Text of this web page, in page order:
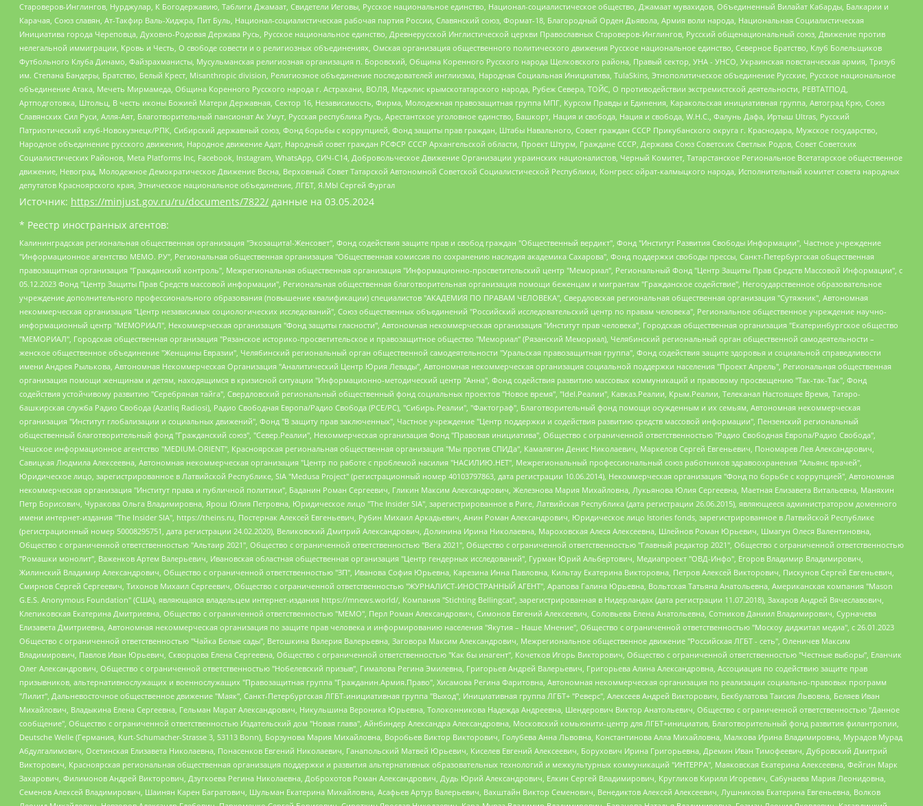
Староверов-Инглингов, Нурджулар, К Богодержавию, Таблиги Джамаат, Свидетели Иеговы, Русское национальное единство, Национал-социалистическое общество, Джамаат мувахидов, Объединенный Вилайат Кабарды, Балкарии и
Карачая, Союз славян, Ат-Такфир Валь-Хиджра, Пит Буль, Национал-социалистическая рабочая партия России, Славянский союз, Формат-18, Благородный Орден Дьявола, Армия воли народа, Национальная Социалистическая
Инициатива города Череповца, Духовно-Родовая Держава Русь, Русское национальное единство, Древнерусской Инглистической церкви Православных Староверов-Инглингов, Русский общенациональный союз, Движение против
нелегальной иммиграции, Кровь и Честь, О свободе совести и о религиозных объединениях, Омская организация общественного политического движения Русское национальное единство, Северное Братство, Клуб Болельщиков
Футбольного Клуба Динамо, Файзрахманисты, Мусульманская религиозная организация п. Боровский, Община Коренного Русского народа Щелковского района, Правый сектор, УНА - УНСО, Украинская повстанческая армия, Тризуб
им. Степана Бандеры, Братство, Белый Крест, Misanthropic division, Религиозное объединение последователей инглиизма, Народная Социальная Инициатива, TulaSkins, Этнополитическое объединение Русские, Русское национальное
объединение Атака, Мечеть Мирмамеда, Община Коренного Русского народа г. Астрахани, ВОЛЯ, Меджлис крымскотатарского народа, Рубеж Севера, ТОЙС, О противодействии экстремистской деятельности, РЕВТАТПОД,
Артподготовка, Штольц, В честь иконы Божией Матери Державная, Сектор 16, Независимость, Фирма, Молодежная правозащитная группа МПГ, Курсом Правды и Единения, Каракольская инициативная группа, Автоград Крю, Союз
Славянских Сил Руси, Алля-Аят, Благотворительный пансионат Ак Умут, Русская республика Русь, Арестантское уголовное единство, Башкорт, Нация и свобода, Нация и свобода, W.H.С., Фалунь Дафа, Иртыш Ultras, Русский
Патриотический клуб-Новокузнецк/РПК, Сибирский державный союз, Фонд борьбы с коррупцией, Фонд защиты прав граждан, Штабы Навального, Совет граждан СССР Прикубанского округа г. Краснодара, Мужское государство,
Народное объединение русского движения, Народное движение Адат, Народный совет граждан РСФСР СССР Архангельской области, Проект Штурм, Граждане СССР, Держава Союз Советских Светлых Родов, Совет Советских
Социалистических Районов, Meta Platforms Inc, Facebook, Instagram, WhatsApp, СИЧ-С14, Добровольческое Движение Организации украинских националистов, Черный Комитет, Татарстанское Региональное Всетатарское общественное
движение, Невоград, Молодежное Демократическое Движение Весна, Верховный Совет Татарской Автономной Советской Социалистической Республики, Конгресс ойрат-калмыцкого народа, Исполнительный комитет совета народных
депутатов Красноярского края, Этническое национальное объединение, ЛГБТ, Я.МЫ Сергей Фургал
Источник: https://minjust.gov.ru/ru/documents/7822/ данные на 03.05.2024
* Реестр иностранных агентов:
Калининградская региональная общественная организация "Экозащита!-Женсовет", Фонд содействия защите прав и свобод граждан "Общественный вердикт", Фонд "Институт Развития Свободы Информации", Частное учреждение "Информационное агентство МЕМО. РУ", Региональная общественная организация "Общественная комиссия по сохранению наследия академика Сахарова", Фонд поддержки свободы прессы, Санкт-Петербургская общественная правозащитная организация "Гражданский контроль", Межрегиональная общественная организация "Информационно-просветительский центр "Мемориал", Региональный Фонд "Центр Защиты Прав Средств Массовой Информации", с 05.12.2023 Фонд "Центр Защиты Прав Средств массовой информации", Региональная общественная благотворительная организация помощи беженцам и мигрантам "Гражданское содействие", Негосударственное образовательное учреждение дополнительного профессионального образования (повышение квалификации) специалистов "АКАДЕМИЯ ПО ПРАВАМ ЧЕЛОВЕКА", Свердловская региональная общественная организация "Сутяжник", Автономная некоммерческая организация "Центр независимых социологических исследований", Союз общественных объединений "Российский исследовательский центр по правам человека", Региональное общественное учреждение научно-информационный центр "МЕМОРИАЛ", Некоммерческая организация "Фонд защиты гласности", Автономная некоммерческая организация "Институт прав человека", Городская общественная организация "Екатеринбургское общество "МЕМОРИАЛ", Городская общественная организация "Рязанское историко-просветительское и правозащитное общество "Мемориал" (Рязанский Мемориал), Челябинский региональный орган общественной самодеятельности – женское общественное объединение "Женщины Евразии", Челябинский региональный орган общественной самодеятельности "Уральская правозащитная группа", Фонд содействия защите здоровья и социальной справедливости имени Андрея Рылькова, Автономная Некоммерческая Организация "Аналитический Центр Юрия Левады", Автономная некоммерческая организация социальной поддержки населения "Проект Апрель", Региональная общественная организация помощи женщинам и детям, находящимся в кризисной ситуации "Информационно-методический центр "Анна", Фонд содействия развитию массовых коммуникаций и правовому просвещению "Так-так-Так", Фонд содействия устойчивому развитию "Серебряная тайга", Свердловский региональный общественный фонд социальных проектов "Новое время", "Idel.Реалии", Кавказ.Реалии, Крым.Реалии, Телеканал Настоящее Время, Татаро-башкирская служба Радио Свобода (Azatliq Radiosi), Радио Свободная Европа/Радио Свобода (PCE/PC), "Сибирь.Реалии", "Фактограф", Благотворительный фонд помощи осужденным и их семьям, Автономная некоммерческая организация "Институт глобализации и социальных движений", Фонд "В защиту прав заключенных", Частное учреждение "Центр поддержки и содействия развитию средств массовой информации", Пензенский региональный общественный благотворительный фонд "Гражданский союз", "Север.Реалии", Некоммерческая организация Фонд "Правовая инициатива", Общество с ограниченной ответственностью "Радио Свободная Европа/Радио Свобода", Чешское информационное агентство "MEDIUM-ORIENT", Красноярская региональная общественная организация "Мы против СПИДа", Камалягин Денис Николаевич, Маркелов Сергей Евгеньевич, Пономарев Лев Александрович, Савицкая Людмила Алексеевна, Автономная некоммерческая организация "Центр по работе с проблемой насилия "НАСИЛИЮ.НЕТ", Межрегиональный профессиональный союз работников здравоохранения "Альянс врачей", Юридическое лицо, зарегистрированное в Латвийской Республике, SIA "Medusa Project" (регистрационный номер 40103797863, дата регистрации 10.06.2014), Некоммерческая организация "Фонд по борьбе с коррупцией", Автономная некоммерческая организация "Институт права и публичной политики", Баданин Роман Сергеевич, Гликин Максим Александрович, Железнова Мария Михайловна, Лукьянова Юлия Сергеевна, Маетная Елизавета Витальевна, Маняхин Петр Борисович, Чуракова Ольга Владимировна, Ярош Юлия Петровна, Юридическое лицо "The Insider SIA", зарегистрированное в Риге, Латвийская Республика (дата регистрации 26.06.2015), являющееся администратором доменного имени интернет-издания "The Insider SIA", https://theins.ru, Постернак Алексей Евгеньевич, Рубин Михаил Аркадьевич, Анин Роман Александрович, Юридическое лицо Istories fonds, зарегистрированное в Латвийской Республике (регистрационный номер 50008295751, дата регистрации 24.02.2020), Великовский Дмитрий Александрович, Долинина Ирина Николаевна, Мароховская Алеся Алексеевна, Шлейнов Роман Юрьевич, Шмагун Олеся Валентиновна, Общество с ограниченной ответственностью "Альтаир 2021", Общество с ограниченной ответственностью "Вега 2021", Общество с ограниченной ответственностью "Главный редактор 2021", Общество с ограниченной ответственностью "Ромашки монолит", Важенков Артем Валерьевич, Ивановская областная общественная организация "Центр гендерных исследований", Гурман Юрий Альбертович, Медиапроект "ОВД-Инфо", Егоров Владимир Владимирович, Жилинский Владимир Александрович, Общество с ограниченной ответственностью "ЗП", Иванова София Юрьевна, Карезина Инна Павловна, Кильтау Екатерина Викторовна, Петров Алексей Викторович, Пискунов Сергей Евгеньевич, Смирнов Сергей Сергеевич, Тихонов Михаил Сергеевич, Общество с ограниченной ответственностью "ЖУРНАЛИСТ-ИНОСТРАННЫЙ АГЕНТ", Арапова Галина Юрьевна, Вольтская Татьяна Анатольевна, Американская компания "Mason G.E.S. Anonymous Foundation" (США), являющаяся владельцем интернет-издания https://mnews.world/, Компания "Stichting Bellingcat", зарегистрированная в Нидерландах (дата регистрации 11.07.2018), Захаров Андрей Вячеславович, Клепиковская Екатерина Дмитриевна, Общество с ограниченной ответственностью "МЕМО", Перл Роман Александрович, Симонов Евгений Алексеевич, Соловьева Елена Анатольевна, Сотников Даниил Владимирович, Сурначева Елизавета Дмитриевна, Автономная некоммерческая организация по защите прав человека и информированию населения "Якутия – Наше Мнение", Общество с ограниченной ответственностью "Москоу диджитал медиа", с 26.01.2023 Общество с ограниченной ответственностью "Чайка Белые сады", Ветошкина Валерия Валерьевна, Заговора Максим Александрович, Межрегиональное общественное движение "Российская ЛГБТ - сеть", Оленичев Максим Владимирович, Павлов Иван Юрьевич, Скворцова Елена Сергеевна, Общество с ограниченной ответственностью "Как бы инагент", Кочетков Игорь Викторович, Общество с ограниченной ответственностью "Честные выборы", Еланчик Олег Александрович, Общество с ограниченной ответственностью "Нобелевский призыв", Гималова Регина Эмилевна, Григорьев Андрей Валерьевич, Григорьева Алина Александровна, Ассоциация по содействию защите прав призывников, альтернативнослужащих и военнослужащих "Правозащитная группа "Гражданин.Армия.Право", Хисамова Регина Фаритовна, Автономная некоммерческая организация по реализации социально-правовых программ "Лилит", Дальневосточное общественное движение "Маяк", Санкт-Петербургская ЛГБТ-инициативная группа "Выход", Инициативная группа ЛГБТ+ "Реверс", Алексеев Андрей Викторович, Бекбулатова Таисия Львовна, Беляев Иван Михайлович, Владыкина Елена Сергеевна, Гельман Марат Александрович, Никульшина Вероника Юрьевна, Толоконникова Надежда Андреевна, Шендерович Виктор Анатольевич, Общество с ограниченной ответственностью "Данное сообщение", Общество с ограниченной ответственностью Издательский дом "Новая глава", Айнбиндер Александра Александровна, Московский комьюнити-центр для ЛГБТ+инициатив, Благотворительный фонд развития филантропии, Deutsche Welle (Германия, Kurt-Schumacher-Strasse 3, 53113 Bonn), Борзунова Мария Михайловна, Воробьев Виктор Викторович, Голубева Анна Львовна, Константинова Алла Михайловна, Малкова Ирина Владимировна, Мурадов Мурад Абдулгалимович, Осетинская Елизавета Николаевна, Понасенков Евгений Николаевич, Ганапольский Матвей Юрьевич, Киселев Евгений Алексеевич, Борухович Ирина Григорьевна, Дремин Иван Тимофеевич, Дубровский Дмитрий Викторович, Красноярская региональная общественная организация поддержки и развития альтернативных образовательных технологий и межкультурных коммуникаций "ИНТЕРРА", Маяковская Екатерина Алексеевна, Фейгин Марк Захарович, Филимонов Андрей Викторович, Дзугкоева Регина Николаевна, Доброхотов Роман Александрович, Дудь Юрий Александрович, Елкин Сергей Владимирович, Кругликов Кирилл Игоревич, Сабунаева Мария Леонидовна, Семенов Алексей Владимирович, Шаинян Карен Багратович, Шульман Екатерина Михайловна, Асафьев Артур Валерьевич, Вахштайн Виктор Семенович, Венедиктов Алексей Алексеевич, Лушникова Екатерина Евгеньевна, Волков Леонид Михайлович, Невзоров Александр Глебович, Пархоменко Сергей Борисович, Сироткин Ярослав Николаевич, Кара-Мурза Владимир Владимирович, Баранова Наталья Владимировна, Гозман Леонид Яковлевич, Кагарлицкий Борис Юльевич, Климарев Михаил Валерьевич, Милов Владимир Станиславович, Автономная некоммерческая организация Краснодарский центр современного искусства "Типография", Моргенштерн Алишер Тагирович, Соболь Любовь Эдуардовна, Общество с ограниченной ответственностью "ЛИЗА НОРМ", Каспаров Гарри Кимович, Ходорковский Михаил Борисович, Общество с ограниченной ответственностью "Апрельские тезисы", Данилович Ирина Брониславовна, Кашин Олег Владимирович, Петров Николай Владимирович, Пивоваров Алексей Владимирович, Соколов Михаил Владимирович, Цветкова Юлия Владимировна, Чичваркин Евгений Александрович, Комитет против пыток/Команда против пыток, Общество с ограниченной ответственностью "Первый научный", Общество с ограниченной ответственностью "Вертолет и ко", Белоцерковская Вероника Борисовна, Кац Максим Евгеньевич, Лазарева Татьяна Юрьевна, Шаведдинов Руслан Табризович, Яшин Илья Валерьевич, Общество с ограниченной ответственностью "Иноагент ААВ", Алешковский Дмитрий Петрович, Альбац Евгения Марковна, Быков Дмитрий Львович, Галямина Юлия Евгеньевна, Лойко Сергей Леонидович, Мартынов Кирилл Константинович, Медведев Сергей Александрович, Крашенинников Федор Геннадиевич, Гордеева Катерина Вл